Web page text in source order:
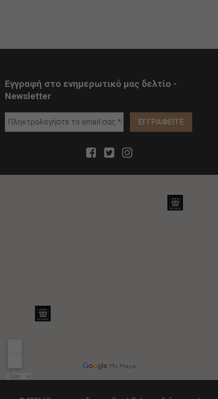
Εγγραφή στο ενημερωτικό μας δελτίο -
Newsletter